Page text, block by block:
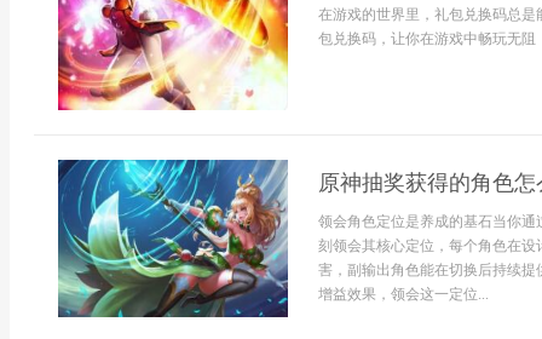
在游戏的世界里，礼包兑换码总
包兑换码，让你在游戏中畅玩无阻
原神抽奖获得的角色
领会角色定位是养成的基石当你
刻领会其核心定位，每个角色在
害，副输出角色能在切换后持续
增益效果，领会这一定位...